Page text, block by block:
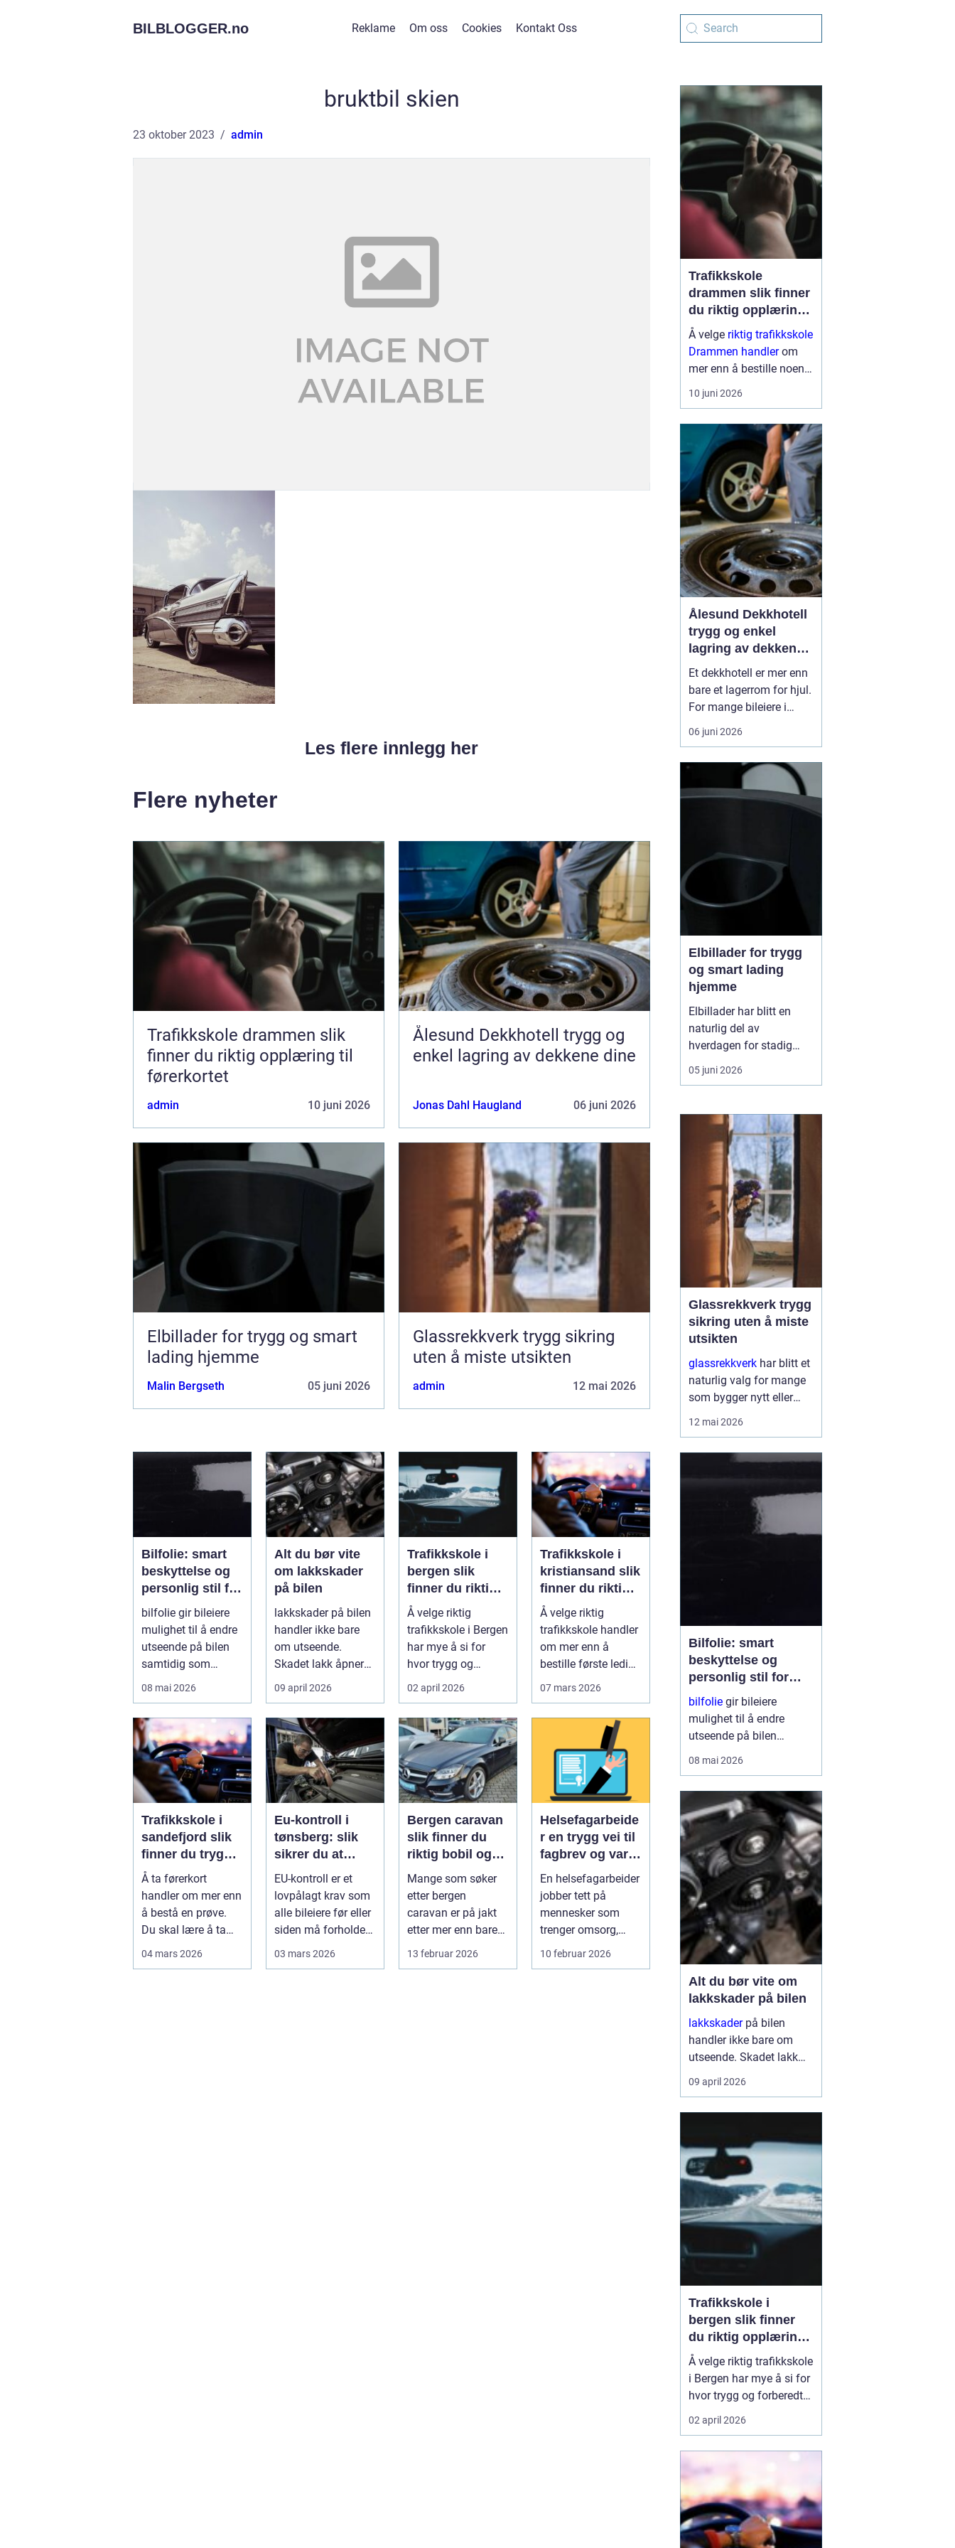
BILBLOGGER.no Reklame Om oss Cookies Kontakt Oss
bruktbil skien
23 oktober 2023 admin
Les flere innlegg her
Flere nyheter
Trafikkskole drammen slik
finner du riktig opplæring til
førerkortet
admin 10 juni 2026
Ålesund Dekkhotell trygg og
enkel lagring av dekkene dine
Jonas Dahl Haugland 06 juni 2026
Elbillader for trygg og smart
lading hjemme
Malin Bergseth 05 juni 2026
Glassrekkverk trygg sikring
uten å miste utsikten
admin 12 mai 2026
Bilfolie: smart
beskyttelse og
personlig stil for
bilen
bilfolie gir bileiere
mulighet til å endre
utseende på bilen
samtidig som
lakken får et ekstra
08 mai 2026
Alt du bør vite
om lakkskader
på bilen
lakkskader på bilen
handler ikke bare
om utseende.
Skadet lakk åpner
veien for rust,
verdifall og dy...
09 april 2026
Trafikkskole i
bergen slik
finner du riktig
opplæring til
førerkortet
Å velge riktig
trafikkskole i Bergen
har mye å si for
hvor trygg og
forberedt en elev
føler seg når ...
02 april 2026
Trafikkskole i
kristiansand slik
finner du riktig
opplæring
Å velge riktig
trafikkskole handler
om mer enn å
bestille første ledige
07 mars 2026
Trafikkskole i
sandefjord slik
finner du trygg
og effektiv
opplæring
Å ta førerkort
handler om mer enn
å bestå en prøve.
Du skal lære å ta
04 mars 2026
Eu-kontroll i
tønsberg: slik
sikrer du at
bilen går
gjennom
EU-kontroll er et
lovpålagt krav som
alle bileiere før eller
siden må forholde
03 mars 2026
Bergen caravan
slik finner du
riktig bobil og
campingvogn på
vestlandet
Mange som søker
etter bergen
caravan er på jakt
etter mer enn bare
et kjøretøy. De vil ha
13 februar 2026
Helsefagarbeide
r en trygg vei til
fagbrev og varig
jobb
En helsefagarbeider
jobber tett på
mennesker som
trenger omsorg,
støtte og helsehjelp
10 februar 2026
Trafikkskole
drammen slik finner
du riktig opplæring
til førerkortet
Å velge riktig trafikkskole
Drammen handlerom
mer enn å bestille noen
kjøretimer. For mange er
førerkortet en viktig
skole påvirker både hvor
trygg man blir som
sjåfør, hvor mye op...
10 juni 2026
Ålesund Dekkhotell
trygg og enkel
lagring av dekkene
dine
Et dekkhotell er mer enn
bare et lagerrom for hjul.
For mange bileiere i
Ålesund betyr det
ryddigere garasje,
og tryggere kjøring
gjennom året. Når
profesjonelle tar hånd
dekken...
06 juni 2026
Elbillader for trygg
og smart lading
hjemme
Elbillader har blitt en
naturlig del av
hverdagen for stadig
flere som ønsker en
praktisk, rask og sikker
hjemme eller på jobb.
Flere oppdager hvor mye
mer oversiktlig
hverdagen blir når
laderen har fast plass,
kabelen henger r...
05 juni 2026
Glassrekkverk trygg
sikring uten å miste
utsikten
glassrekkverk har blitt et
naturlig valg for mange
som bygger nytt eller
oppgraderer bolig, hytte
balkonger, terrasser og
12 mai 2026
Bilfolie: smart
beskyttelse og
personlig stil for
bilen
bilfolie gir bileiere
mulighet til å endre
utseende på bilen
samtidig som lakken får
velger folie for å gi bilen
et mer eksklusivt preg,
mens andre ser mest på
fordelene med øk...
08 mai 2026
Alt du bør vite om
lakkskader på bilen
lakkskaderpå bilen
handler ikke bare om
utseende. Skadet lakk
åpner veien for rust,
verdifall og dyrere
reparasjon fordi skaden
virker liten, men små
merker kan raskt utvikle
09 april 2026
Trafikkskole i
bergen slik finner
du riktig opplæring
til førerkortet
Å velge riktig trafikkskole
i Bergen har mye å si for
hvor trygg og forberedt
en elev føler seg når
førerkortet endelig skal
enn kjøretimer. Den gir
struktur, trygghet og en
forståelse for trafikk
som varer lenge etter at
ko...
02 april 2026